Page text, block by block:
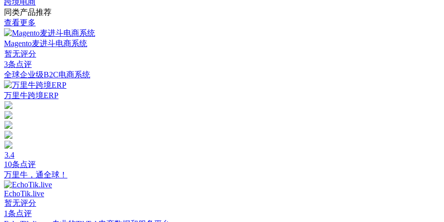
同类产品推荐
查看更多
Magento麦进斗电商系统
暂无评分
3条点评
全球企业级B2C电商系统
万里牛跨境ERP
3.4
10条点评
万里牛，通全球！
EchoTik.live
暂无评分
1条点评